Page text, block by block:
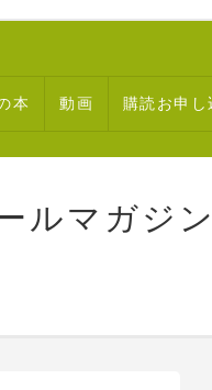
本 動画 購読お申し
ルマガジ